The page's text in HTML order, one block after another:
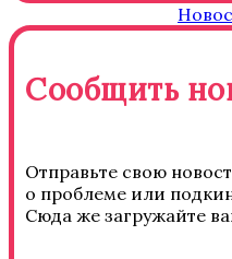
Сообщить
Отправьте свою
о проблеме или
Сюда же загружайте